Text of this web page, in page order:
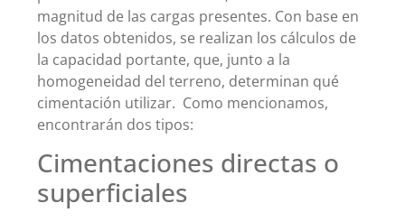
magnitud de las cargas presentes. Con base en
los datos obtenidos, se realizan los cálculos de
la capacidad portante, que, junto a la
homogeneidad del terreno, determinan qué
cimentación utilizar. Como mencionamos,
encontrarán dos tipos:
Cimentaciones directas o
superficiales